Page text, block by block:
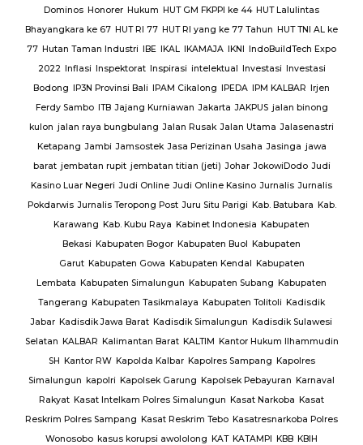
Dominos Honorer Hukum HUT GM FKPPI ke 44 HUT Lalulintas
Bhayangkara ke 67 HUT RI 77 HUT RI yang ke 77 Tahun HUT TNI AL ke
77 Hutan Taman Industri IBE IKAL IKAMAJA IKNI IndoBuildTech Expo
2022 Inflasi Inspektorat Inspirasi intelektual Investasi Investasi
Bodong IP3N Provinsi Bali IPAM Cikalong IPEDA IPM KALBAR Irjen
Ferdy Sambo ITB Jajang Kurniawan Jakarta JAKPUS jalan binong
kulon jalan raya bungbulang Jalan Rusak Jalan Utama Jalasenastri
Ketapang Jambi Jamsostek Jasa Perizinan Usaha Jasinga jawa
barat jembatan rupit jembatan titian (jeti) Johar JokowiDodo Judi
Kasino Luar Negeri Judi Online Judi Online Kasino Jurnalis Jurnalis
Pokdarwis Jurnalis Teropong Post Juru Situ Parigi Kab. Batubara Kab.
Karawang Kab. Kubu Raya Kabinet Indonesia Kabupaten
Bekasi Kabupaten Bogor Kabupaten Buol Kabupaten
Garut Kabupaten Gowa Kabupaten Kendal Kabupaten
Lembata Kabupaten Simalungun Kabupaten Subang Kabupaten
Tangerang Kabupaten Tasikmalaya Kabupaten Tolitoli Kadisdik
Jabar Kadisdik Jawa Barat Kadisdik Simalungun Kadisdik Sulawesi
Selatan KALBAR Kalimantan Barat KALTIM Kantor Hukum Ilhammudin
SH Kantor RW Kapolda Kalbar Kapolres Sampang Kapolres
Simalungun kapolri Kapolsek Garung Kapolsek Pebayuran Karnaval
Rakyat Kasat Intelkam Polres Simalungun Kasat Narkoba Kasat
Reskrim Polres Sampang Kasat Reskrim Tebo Kasatresnarkoba Polres
Wonosobo kasus korupsi awololong KAT KATAMPI KBB KBIH